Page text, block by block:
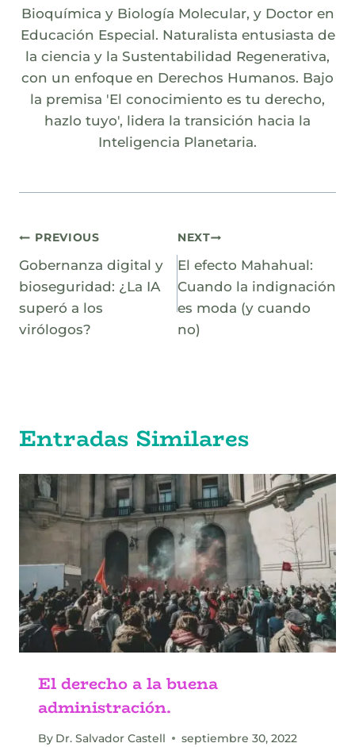
Bioquímica y Biología Molecular, y Doctor en
Educación Especial. Naturalista entusiasta de
la ciencia y la Sustentabilidad Regenerativa,
con un enfoque en Derechos Humanos. Bajo
la premisa 'El conocimiento es tu derecho,
hazlo tuyo', lidera la transición hacia la
Inteligencia Planetaria.
Navegación
de
entradas
PREVIOUS
Gobernanza digital y
bioseguridad: ¿La IA
superó a los
virólogos?
NEXT
El efecto Mahahual:
Cuando la indignación
es moda (y cuando
no)
Entradas Similares
El derecho a la buena
administración.
By Dr. Salvador Castell septiembre 30, 2022